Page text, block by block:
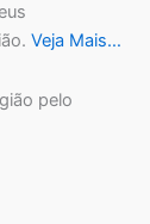
Veja Mais…
pelo